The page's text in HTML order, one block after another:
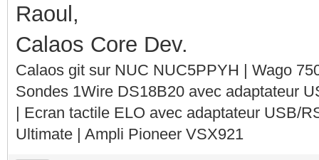
Raoul,
Calaos Core Dev.
Calaos git sur NUC NUC5PPYH | Wago
Sondes 1Wire DS18B20 avec adaptateur
| Ecran tactile ELO avec adaptateur USB/
Ultimate | Ampli Pioneer VSX921